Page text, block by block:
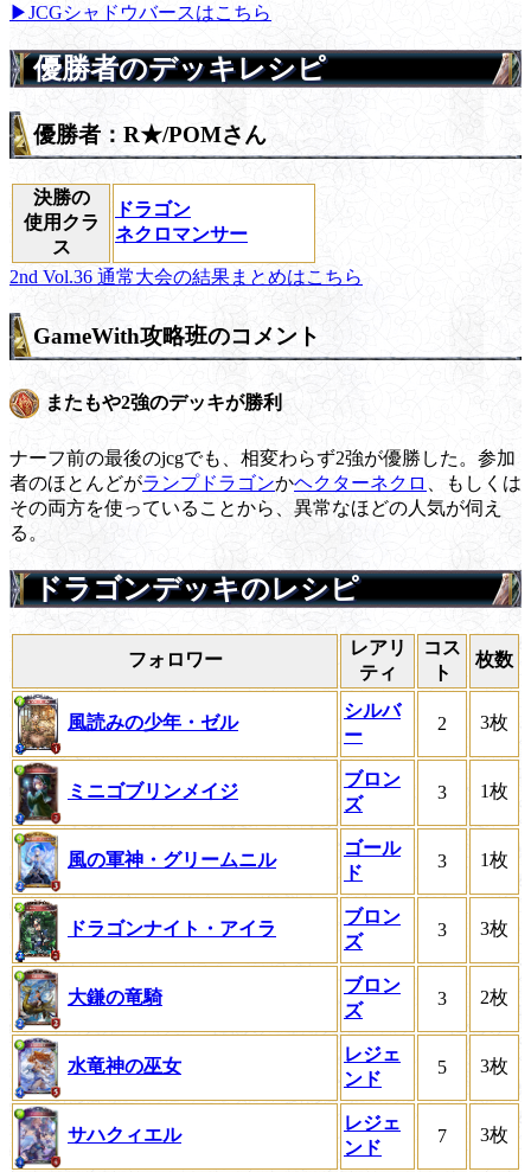
▶JCGシャドウバースはこちら
優勝者のデッキレシピ
優勝者：R★/POMさん
決勝の
使用クラ
ス
ドラゴン
ネクロマンサー
2nd Vol.36 通常大会の結果まとめはこちら
GameWith攻略班のコメント
またもや2強のデッキが勝利
ナーフ前の最後のjcgでも、相変わらず2強が優勝した。参加
者のほとんどがランプドラゴンかヘクターネクロ 、もしくは
その両方を使っていることから、異常なほどの人気が伺え
る。
ドラゴンデッキのレシピ
フォロワー
レアリ
ティ
コス
ト
枚数
風読みの少年・ゼル
シルバ
ー
2 3枚
ミニゴブリンメイジ
ブロン
ズ
3 1枚
風の軍神・グリームニル
ゴール
ド
3 1枚
ドラゴンナイト・アイラ
ブロン
ズ
3 3枚
大鎌の竜騎
ブロン
ズ
3 2枚
水竜神の巫女
レジェ
ンド
5 3枚
サハクィエル
レジェ
ンド
7 3枚